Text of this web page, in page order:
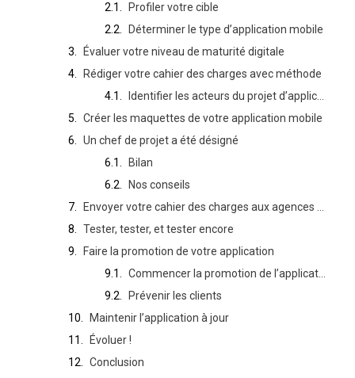
Profiler votre cible
Déterminer le type d’application mobile
Évaluer votre niveau de maturité digitale
Rédiger votre cahier des charges avec méthode
Créer les maquettes de votre application mobile
Un chef de projet a été désigné
Bilan
Nos conseils
Tester, tester, et tester encore
Faire la promotion de votre application
Prévenir les clients
Maintenir l’application à jour
Évoluer !
Conclusion